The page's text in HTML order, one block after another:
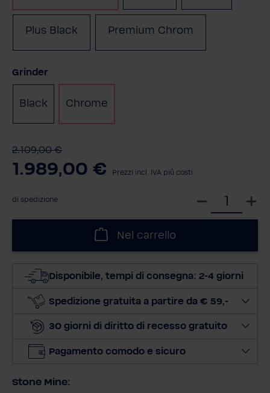
Plus Black Premium Chrom
Seleziona
Grinder
Black Chrome
2.109,00 €
1.989,00 € Prezzi incl. IVA più costi
di spedizione
z
n
l
q
Nel carrello
Disponibile, tempi di consegna: 2-4 giorni
Spedizione gratuita a partire da € 59,-
30 giorni di diritto di recesso gratuito
Pagamento comodo e sicuro
Stone Mine: